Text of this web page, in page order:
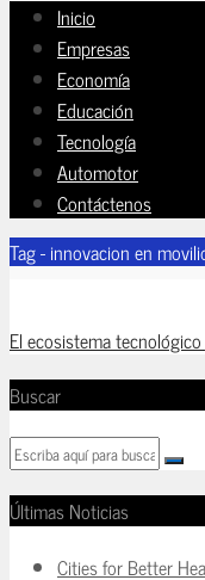
Inicio
Empresas
Economía
Educación
Tecnología
Automotor
Contáctenos
Tag - innovacion en
El ecosistema
Buscar
Últimas Noticias
Cities for Better